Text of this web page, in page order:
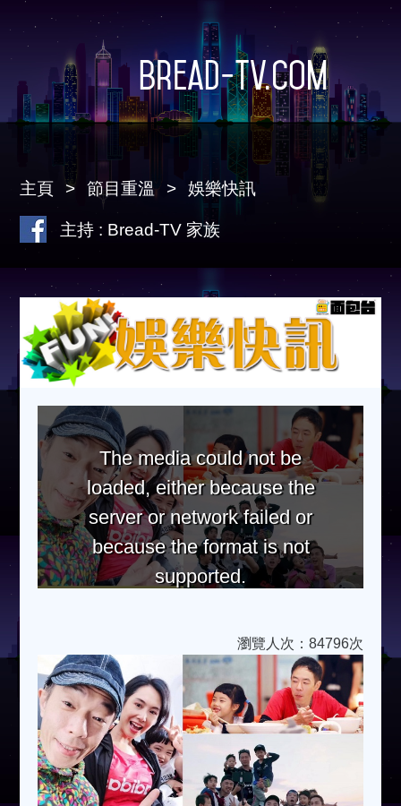
Bread-TV.com
主頁 節目重溫 娛樂快訊
主持 : Bread-TV 家族
The media could not be
loaded, either because the
server or network failed or
because the format is not
supported.
瀏覽人次：84796次